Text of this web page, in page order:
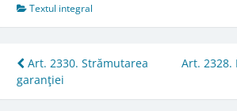
Textul integral
Post
navigation
Art. 2330. Strămutarea
garanţiei
Art. 2328.